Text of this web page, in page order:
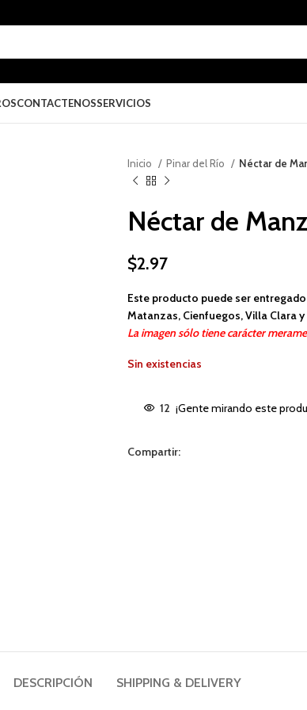
CONTACTENOSSERVICIOS
Inicio Pinar del Río Néctar de
Néctar de
$2.97
Este producto puede ser
Matanzas, Cienfuegos, Villa Clara
La imagen sólo tiene carácter
Sin existencias
12 ¡Gente mirando este
Compartir:
DESCRIPCIÓN SHIPPING & DELIVERY